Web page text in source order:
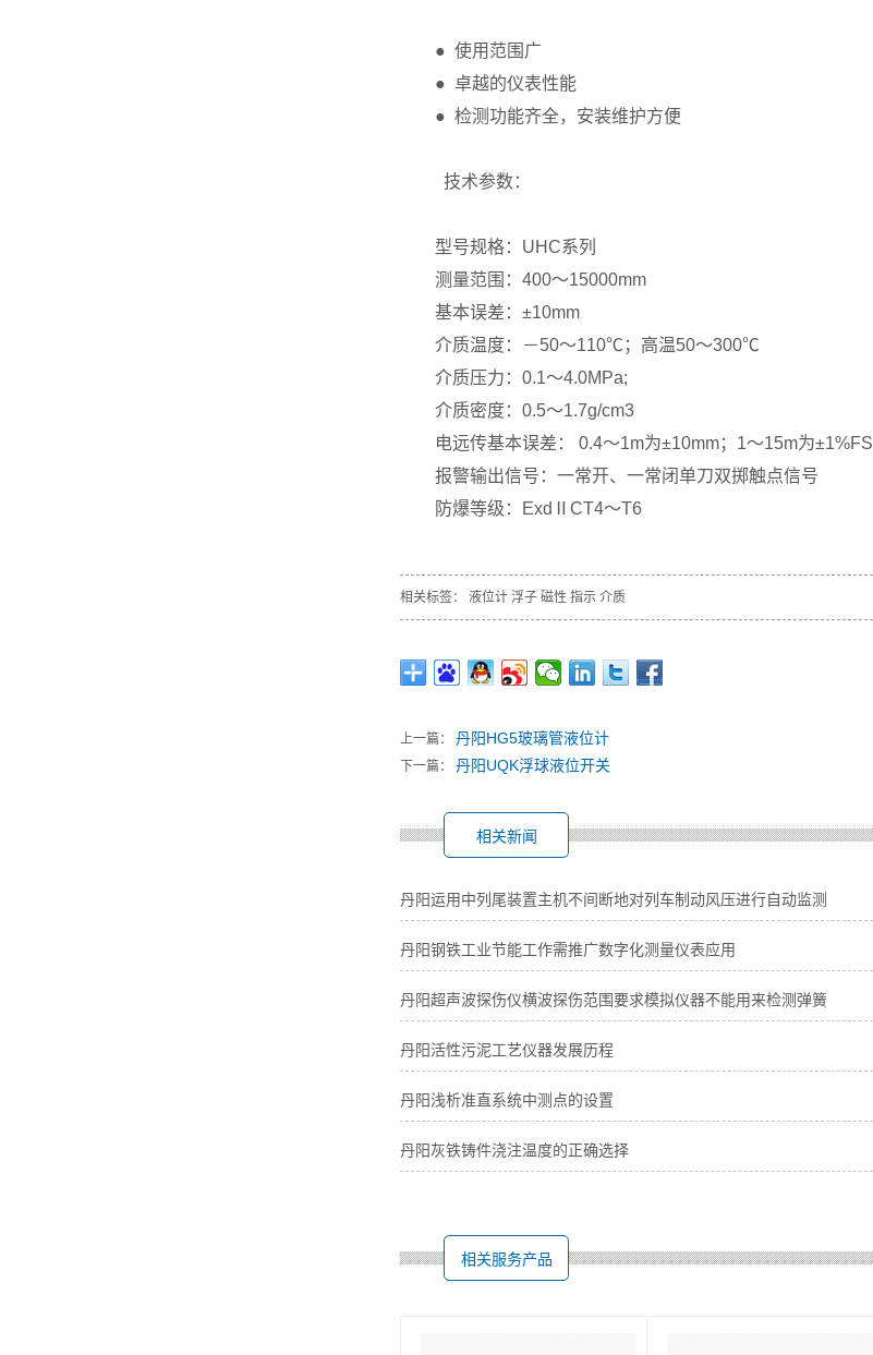
● 使用范围广
● 卓越的仪表性能
● 检测功能齐全，安装维护方便
技术参数：
型号规格：UHC系列
测量范围：400～15000mm
基本误差：±10mm
介质温度：－50～110℃；高温50～300℃
介质压力：0.1～4.0MPa;
介质密度：0.5～1.7g/cm3
电远传基本误差： 0.4～1m为±10mm；1～15m为±1%FS
报警输出信号：一常开、一常闭单刀双掷触点信号
防爆等级：ExdⅡCT4～T6
相关标签： 液位计 浮子 磁性 指示 介质
上一篇： 丹阳HG5玻璃管液位计
下一篇： 丹阳UQK浮球液位开关
相关新闻
丹阳运用中列尾装置主机不间断地对列车制动风压进行自动监测
丹阳钢铁工业节能工作需推广数字化测量仪表应用
丹阳超声波探伤仪横波探伤范围要求模拟仪器不能用来检测弹簧
丹阳活性污泥工艺仪器发展历程
丹阳浅析准直系统中测点的设置
丹阳灰铁铸件浇注温度的正确选择
相关服务产品